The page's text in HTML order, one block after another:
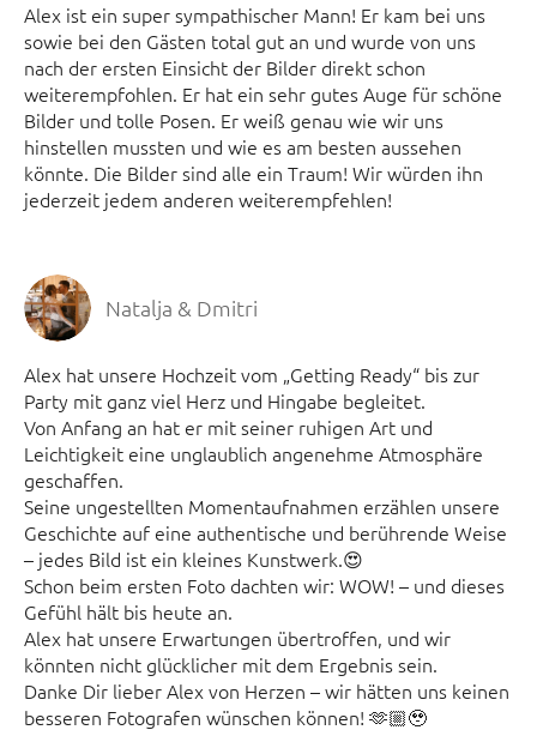
Alex ist ein super sympathischer Mann! Er kam bei uns
sowie bei den Gästen total gut an und wurde von uns
nach der ersten Einsicht der Bilder direkt schon
weiterempfohlen. Er hat ein sehr gutes Auge für schöne
Bilder und tolle Posen. Er weiß genau wie wir uns
hinstellen mussten und wie es am besten aussehen
könnte. Die Bilder sind alle ein Traum! Wir würden ihn
jederzeit jedem anderen weiterempfehlen!
Natalja & Dmitri
Alex hat unsere Hochzeit vom „Getting Ready“ bis zur
Party mit ganz viel Herz und Hingabe begleitet.
Von Anfang an hat er mit seiner ruhigen Art und
Leichtigkeit eine unglaublich angenehme Atmosphäre
geschaffen.
Seine ungestellten Momentaufnahmen erzählen unsere
Geschichte auf eine authentische und berührende Weise
– jedes Bild ist ein kleines Kunstwerk.😍
Schon beim ersten Foto dachten wir: WOW! – und dieses
Gefühl hält bis heute an.
Alex hat unsere Erwartungen übertroffen, und wir
könnten nicht glücklicher mit dem Ergebnis sein.
Danke Dir lieber Alex von Herzen – wir hätten uns keinen
besseren Fotografen wünschen können! 🫶🏼🥹